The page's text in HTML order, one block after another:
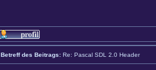
Betreff des Beitrags: Re: Pascal SDL 2.0 Header